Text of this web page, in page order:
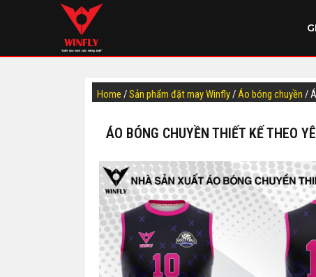
Home /Sản phẩm đặt may Winfly/Áo bóng chuyền /
ÁO BÓNG CHUYỀN THIẾT KẾ THEO